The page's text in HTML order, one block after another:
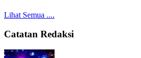
Lihat Semua ....
Catatan Redaksi